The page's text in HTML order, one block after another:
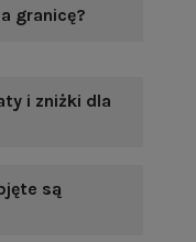
granicę?
i zniżki dla
są